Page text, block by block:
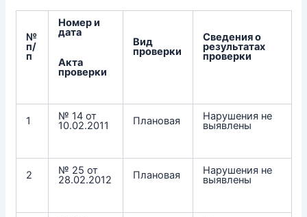
№
п/
п
Номер и
дата
Акта
проверки
Вид
проверки
Сведения о
результатах
проверки
1 № 14 от
10.02.2011 Плановая Нарушения не
выявлены
2 № 25 от
28.02.2012 Плановая Нарушения не
выявлены